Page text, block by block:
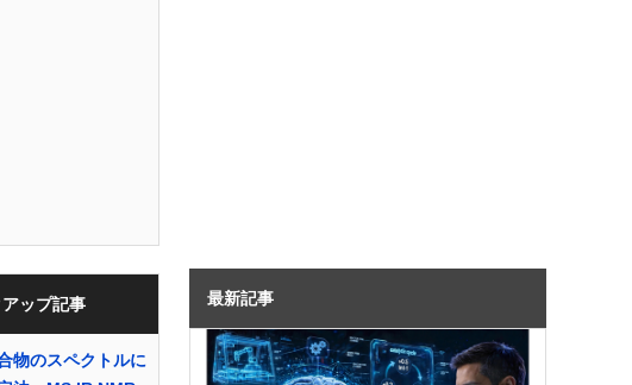
アップ記事
物のスペクトルに
最新記事